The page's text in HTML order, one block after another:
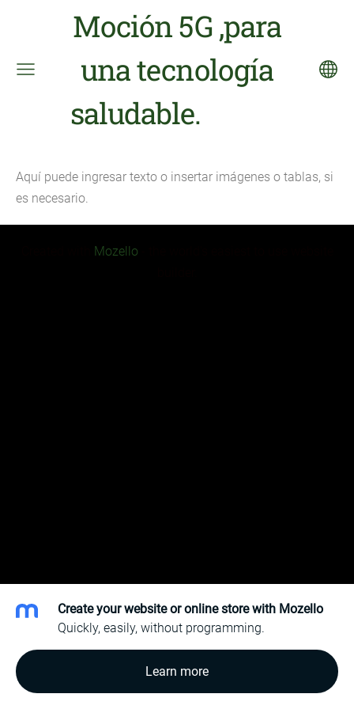
Moción 5G ,para
una tecnología
saludable.
Aquí puede ingresar texto o insertar imágenes o tablas, si
es necesario.
Mozello
Create your website or online store with Mozello
Quickly, easily, without programming.
Learn more